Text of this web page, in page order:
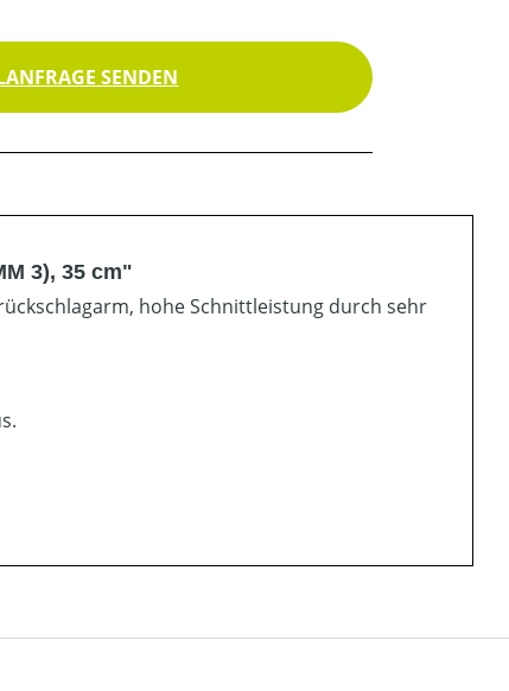
SENDEN
3), 35 cm"
hohe Schnittleistung durch sehr